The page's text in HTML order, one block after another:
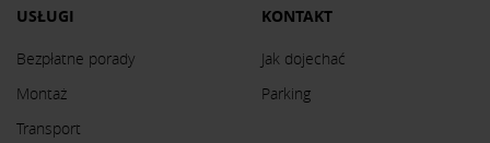
USŁUGI
Bezpłatne porady
Montaż
Transport
KONTAKT
Jak dojechać
Parking